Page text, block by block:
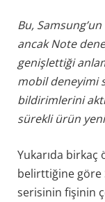
Bu,
ancak Note
genişlettiği
mobil deneyimi
bildirimlerini
sürekli ürün
Yukarıda birkaç
belirttiğine göre
serisinin fişinin